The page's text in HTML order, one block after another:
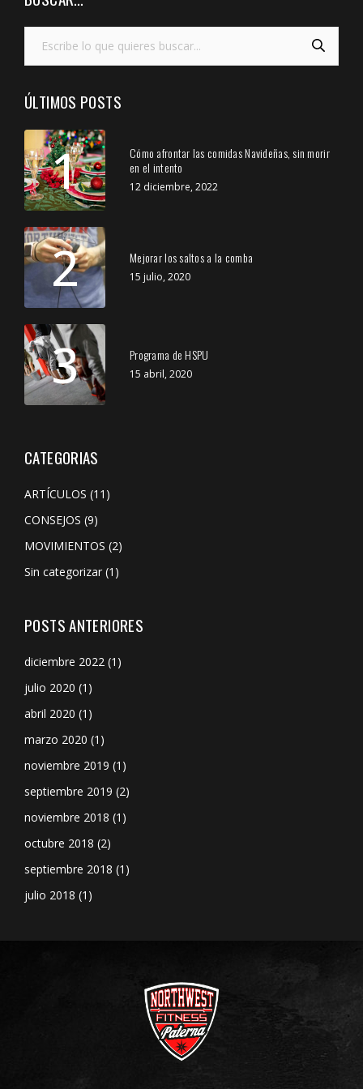
ÚLTIMOS POSTS
1
Cómo afrontar las comidas Navideñas, sin morir
en el intento
12 diciembre, 2022
2 Mejorar los saltos a la comba
15 julio, 2020
3 Programa de HSPU
15 abril, 2020
CATEGORIAS
ARTÍCULOS (11)
CONSEJOS (9)
MOVIMIENTOS (2)
Sin categorizar (1)
POSTS ANTERIORES
diciembre 2022 (1)
julio 2020 (1)
abril 2020 (1)
marzo 2020 (1)
noviembre 2019 (1)
septiembre 2019 (2)
noviembre 2018 (1)
octubre 2018 (2)
septiembre 2018 (1)
julio 2018 (1)